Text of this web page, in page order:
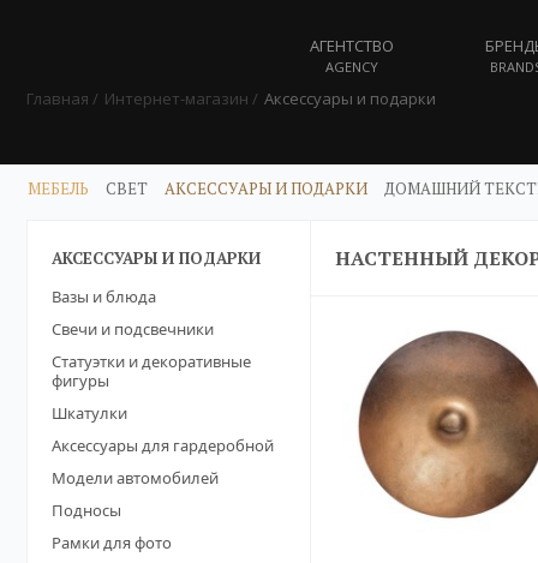
АГЕНТСТВО
AGENCY
Главная Интернет-магазин Аксессуары и подарки
МЕБЕЛЬ СВЕТ АКСЕССУАРЫ И ПОДАРКИ ДОМАШНИЙ
АКСЕССУАРЫ И ПОДАРКИ
Вазы и блюда
Свечи и подсвечники
Статуэтки и декоративные
фигуры
Шкатулки
Аксессуары для гардеробной
Модели автомобилей
Подносы
Рамки для фото
НАСТЕННЫЙ